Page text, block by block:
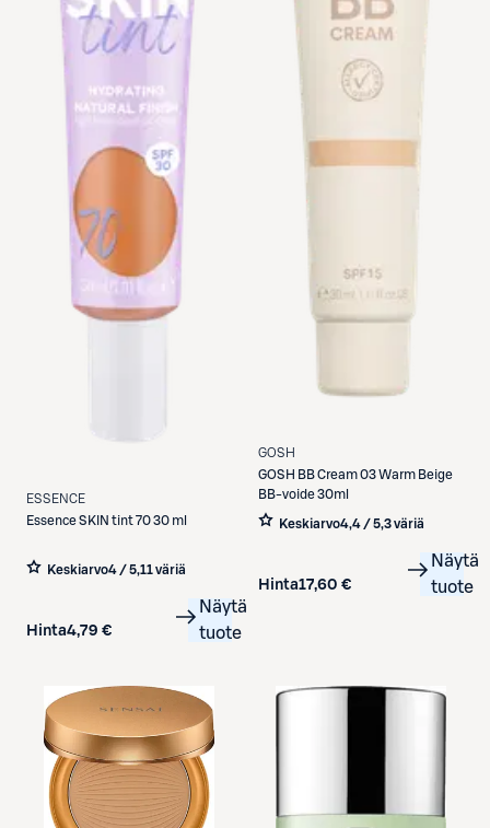
ESSENCE
EssenceSKIN tint 70 30 ml
Keskiarvo4 / 5,11 väriä
Hinta4,79 €
Näytä
tuote
GOSH
GOSH BB Cream 03 Warm Beige
BB-voide 30ml
Keskiarvo4,4 / 5,3 väriä
Hinta17,60 €
Näytä
tuote